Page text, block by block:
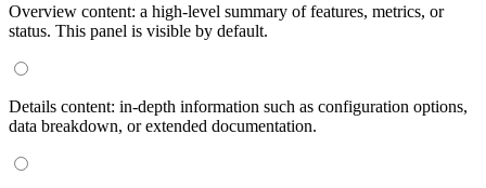
Overview content: a high-level summary of features, metrics, or
status. This panel is visible by default.
Details content: in-depth information such as configuration options,
data breakdown, or extended documentation.